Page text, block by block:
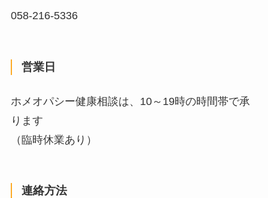
058-216-5336
営業日
ホメオパシー健康相談は、10～19時の時間帯で承
ります
（臨時休業あり）
連絡方法